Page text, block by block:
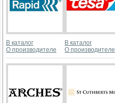
В каталог
О производителе
В каталог
О производителе